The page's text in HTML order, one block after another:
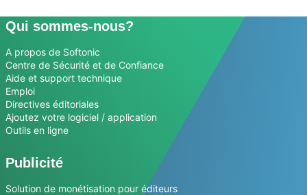
Qui sommes-nous?
A propos de Softonic
Centre de Sécurité et de Confiance
Aide et support technique
Emploi
Directives éditoriales
Ajoutez votre logiciel / application
Outils en ligne
Publicité
Solution de monétisation pour éditeurs